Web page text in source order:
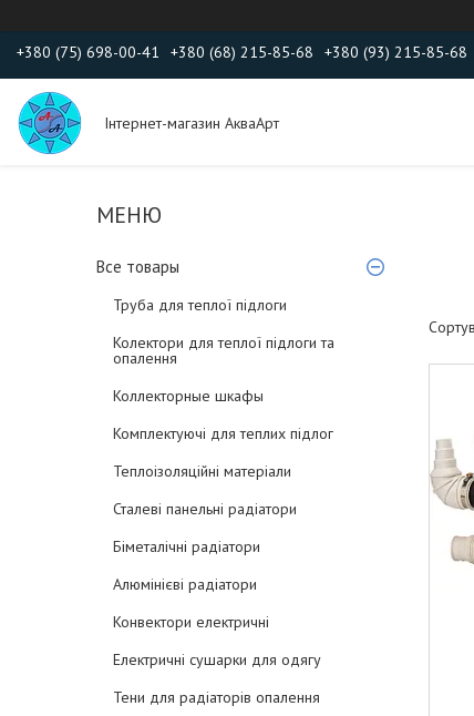
+380 (75) 698-00-41 +380 (68) 215-85-68 +380 (93) 215-85-68
Інтернет-магазин АкваАрт
Все товары
Труба для теплої підлоги
Колектори для теплої підлоги та
опалення
Коллекторные шкафы
Комплектуючі для теплих підлог
Теплоізоляційні матеріали
Сталеві панельні радіатори
Біметалічні радіатори
Алюмінієві радіатори
Конвектори електричні
Електричні сушарки для одягу
Тени для радіаторів опалення